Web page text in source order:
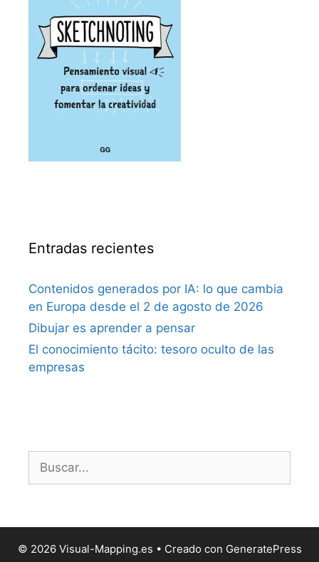
Entradas recientes
Contenidos generados por IA: lo que cambia
en Europa desde el 2 de agosto de 2026
Dibujar es aprender a pensar
El conocimiento tácito: tesoro oculto de las
empresas
Buscar:
© 2026 Visual-Mapping.es • Creado con GeneratePress